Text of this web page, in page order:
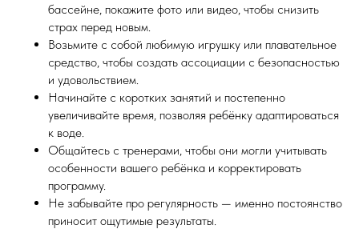
бассейне, покажите фото или видео, чтобы снизить
страх перед новым.
Возьмите с собой любимую игрушку или плавательное
средство, чтобы создать ассоциации с безопасностью
и удовольствием.
Начинайте с коротких занятий и постепенно
увеличивайте время, позволяя ребёнку адаптироваться
к воде.
Общайтесь с тренерами, чтобы они могли учитывать
особенности вашего ребёнка и корректировать
программу.
Не забывайте про регулярность — именно постоянство
приносит ощутимые результаты.